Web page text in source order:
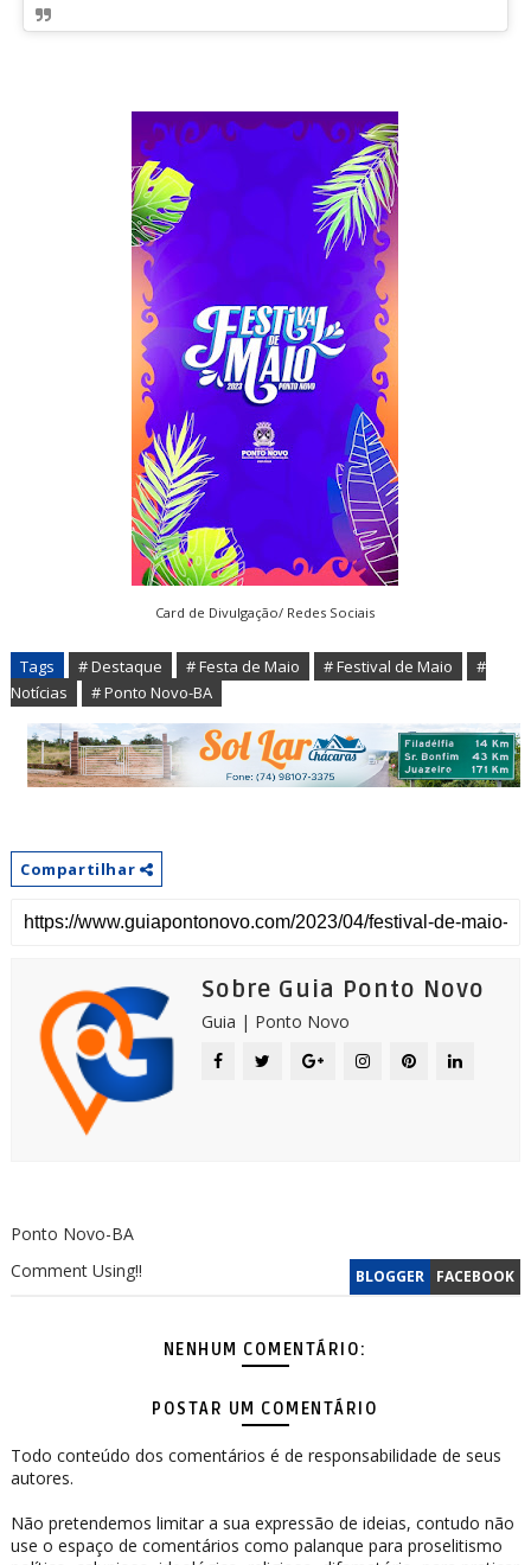
Card de Divulgação/ Redes Sociais
Tags # Destaque # Festa de Maio # Festival de Maio
#
Notícias
# Ponto Novo-BA
Compartilhar
Sobre Guia Ponto Novo
Guia | Ponto Novo
Ponto Novo-BA
BLOGGER FACEBOOK
Comment Using!!
NENHUM COMENTÁRIO:
POSTAR UM COMENTÁRIO
Todo conteúdo dos comentários é de responsabilidade de seus
autores.
Não pretendemos limitar a sua expressão de ideias, contudo não
use o espaço de comentários como palanque para proselitismo